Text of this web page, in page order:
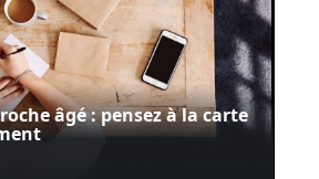
âgé : pensez à la carte